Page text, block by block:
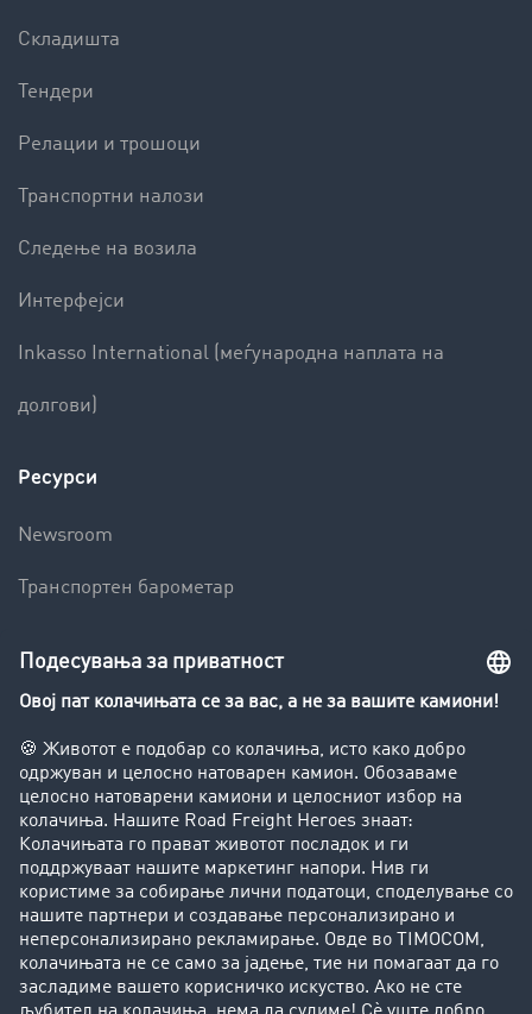
Складишта
Тендери
Релации и трошоци
Транспортни налози
Следење на возила
Интерфејси
Inkasso International (меѓународна наплата на
долгови)
Ресурси
Newsroom
Транспортен барометар
Увид во транспортната берза
Забрани за возење на камиони
Фирма
Преку клиенти до нови клиенти
Успешни приказни
Поддршка